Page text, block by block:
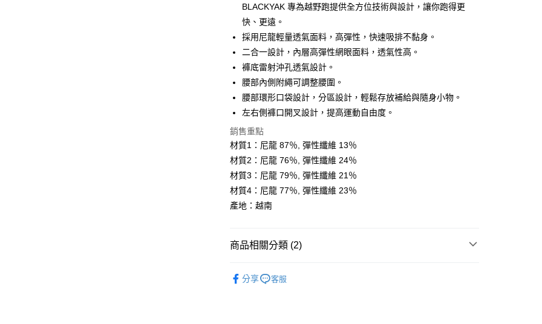
Google Pay
全盈+PAY
大哥付你分期
相關說明
【大哥付你分期使用說明】
2.付款方式選擇「大哥付你分期」，訂單成立後會自動跳轉到大哥付的交易
流程，驗證手機門號後，選擇欲分期的期數、繳款截止日，確認付款後即
完成交易。
3.實際核准額度、可分期數及費用金額請依後續交易確認頁面所載為準。
4.訂單成立30分鐘內，如未前往確認交易或遇審核未通過，訂單將自動取
消。如遇「轉專審核」未通過狀況，表示未達大哥付你分期系統評分，恕
無法說明評估內容。
【繳款方式說明】
1.分期款項不併入電信帳單，「大哥付你分期」於每月結算日後寄送繳費提
用戶於交易時，得透過本服務購買商品或服務，並由商店將買賣／分期付
AFTEE先享後付
相關說明
【關於「AFTEE先享後付」】
AFTEE先享後付是「在收到商品之後才付款」的支付方式。 讓您購物簡單
便利好安心！
１．簡單：不需註冊會員、不需綁卡、不需儲值。
２．便利：只要手機號碼，簡訊認證，即可結帳。
【「AFTEE先享後付」結帳流程】
２．訂單成立數日內，您將收到繳費通知簡訊。
３．收到繳費通知簡訊後14天內，點擊此簡訊中的連結，可透過四大超商
絡購買商品的店家。未經商家同意取消之訂單仍視為有效，需透過AFTEE
ATM付款
運送方式
全家取貨付款
付款後全家取貨
萊爾富取貨付款
BLACKYAK 專為越野跑提供全方位技術與設計，讓你跑得更
快、更遠。
採用尼龍輕量透氣面料，高彈性，快速吸排不黏身。
二合一設計，內層高彈性網眼面料，透氣性高。
褲底雷射沖孔透氣設計。
腰部內側附繩可調整腰圍。
腰部環形口袋設計，分區設計，輕鬆存放補給與隨身小物。
左右側褲口開叉設計，提高運動自由度。
銷售重點
材質1：尼龍 87％, 彈性纖維 13％
材質2：尼龍 76％, 彈性纖維 24％
材質3：尼龍 79％, 彈性纖維 21％
材質4：尼龍 77％, 彈性纖維 23％
產地：越南
商品相關分類 (2)
分享 客服